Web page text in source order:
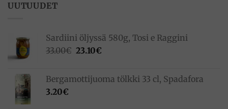
UUTUUDET
Sardiini öljyssä 580g, Tosi e Raggini
33.00€ Alkuperäinen
33.00€.
23.10€Nykyinen
23.10€.
Bergamottijuoma tölkki 33 cl, Spadafora
3.20€